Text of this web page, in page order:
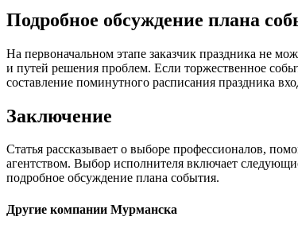
Подробное обсуждение плана
На первоначальном этапе заказчик праздника не
и путей решения проблем. Если торжественное
составление поминутного расписания праздника
Заключение
Статья рассказывает о выборе профессионалов,
агентством. Выбор исполнителя включает
подробное обсуждение плана события.
Другие компании Мурманска